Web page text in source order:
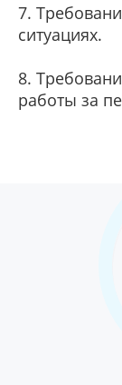
7.
ситуациях.
8.
работы за